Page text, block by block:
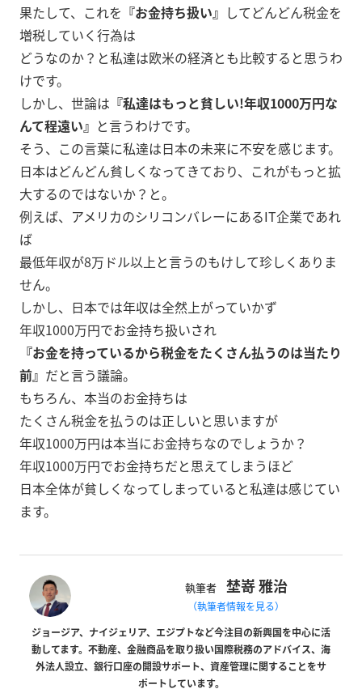
果たして、これを 『お金持ち扱い』 してどんどん税金を
増税していく行為は
どうなのか？と私達は欧米の経済とも比較すると思うわ
けです。
しかし、世論は 『私達はもっと貧しい!年収1000万円な
んて程遠い』 と言うわけです。
そう、この言葉に私達は日本の未来に不安を感じます。
日本はどんどん貧しくなってきており、これがもっと拡
大するのではないか？と。
例えば、アメリカのシリコンバレーにあるIT企業であれ
ば
最低年収が8万ドル以上と言うのもけして珍しくありま
せん。
しかし、日本では年収は全然上がっていかず
年収1000万円でお金持ち扱いされ
『お金を持っているから税金をたくさん払うのは当たり
前』 だと言う議論。
もちろん、本当のお金持ちは
たくさん税金を払うのは正しいと思いますが
年収1000万円は本当にお金持ちなのでしょうか？
年収1000万円でお金持ちだと思えてしまうほど
日本全体が貧しくなってしまっていると私達は感じてい
ます。
執筆者 埜嵜 雅治
（執筆者情報を見る）
ジョージア、ナイジェリア、エジプトなど今注目の新興国を中心に活
動してます。不動産、金融商品を取り扱い国際税務のアドバイス、海
外法人設立、銀行口座の開設サポート、資産管理に関することをサ
ポートしています。